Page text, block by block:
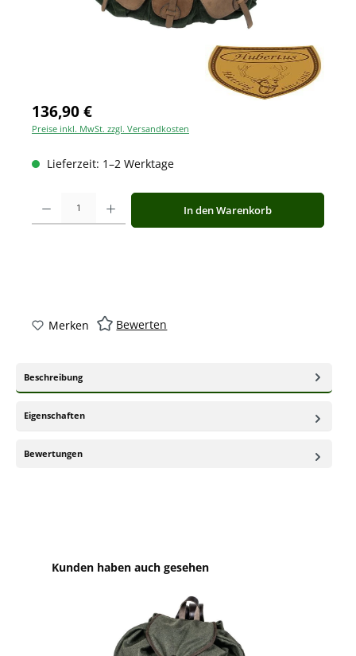
136,90 €
Preise inkl. MwSt. zzgl. Versandkosten
Lieferzeit: 1–2 Werktage
Produkt Anzahl: Gib den gewünschten Wert ein oder benutze die
In den Warenkorb
Merken Bewerten
Beschreibung
Eigenschaften
Bewertungen
Produktgalerie überspringen
Kunden haben auch gesehen